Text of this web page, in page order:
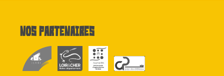
Nos partenaires